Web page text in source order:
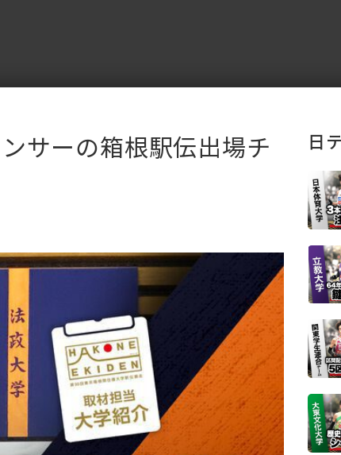
サーの箱根駅伝出場チ
日